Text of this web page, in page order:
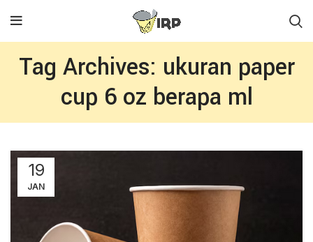
Tag Archives: ukuran paper
cup 6 oz berapa ml
19
JAN